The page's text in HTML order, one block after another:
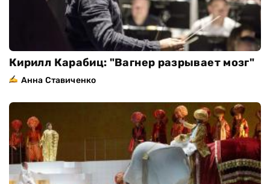
Кирилл Карабиц: "Вагнер разрывает мозг"
Анна Ставиченко